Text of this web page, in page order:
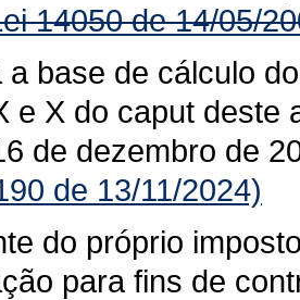
14050 de 14/05/
a base de cálculo
e X do caput
de dezembro de
de 13/11/2024)
do próprio
para fins de